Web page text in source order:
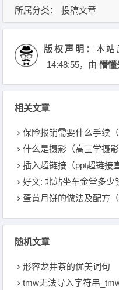
所属分类： 投稿文章
版权声明： 本站
14:48:55，由懵懂
相关文章
保险报销需要什么手续
什么是摄影（高三学摄影
插入超链接（ppt超链接
好文: 北站坐车金堂多少
蛋黄月饼的做法及配方
随机文章
形容龙井茶的优美词句
tmw无法导入字符串